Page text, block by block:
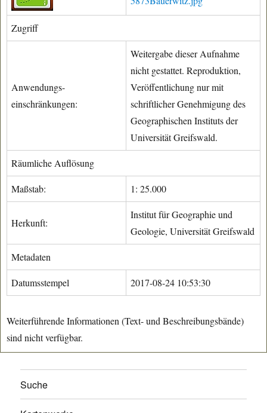
Zugriff
Anwendungs-
einschränkungen:
Weitergabe dieser Aufnahme
nicht gestattet. Reproduktion,
Veröffentlichung nur mit
schriftlicher Genehmigung des
Geographischen Instituts der
Universität Greifswald.
Räumliche Auflösung
Maßstab: 1: 25.000
Herkunft:
Institut für Geographie und
Geologie, Universität Greifswald
Metadaten
Datumsstempel 2017-08-24 10:53:30
Weiterführende Informationen (Text- und Beschreibungsbände)
sind nicht verfügbar.
Suche